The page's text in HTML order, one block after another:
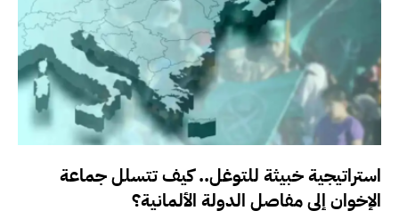
استراتيجية خبيثة للتوغل.. كيف تتسلل جماعة
الإخوان إلى مفاصل الدولة الألمانية؟